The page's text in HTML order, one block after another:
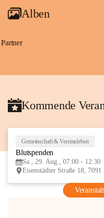
Alben
Partner
Kommende
Gemeinschaft & Vereinsleben
Blutspenden
Sa., 29. Aug., 07:00 - 12:30